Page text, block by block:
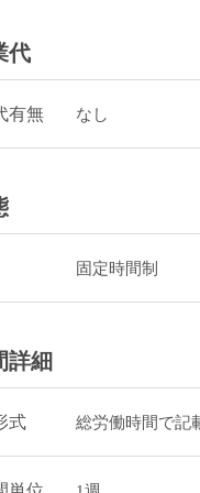
代
有無 なし
固定時間制
詳細
式 総労働時間で記